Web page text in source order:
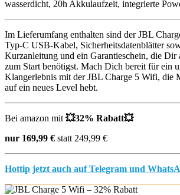
Im Lieferumfang enthalten sind der JBL
Typ-C USB-Kabel, Sicherheitsdatenblätter
Kurzanleitung und ein Garantieschein, die Dir
zum Start benötigst. Mach Dich bereit für ein
Klangerlebnis mit der JBL Charge 5 Wifi, die
auf ein neues Level hebt.
Bei amazon mit 💥32% Rabatt💥
nur 169,99 € statt 249,99 €
Hottip jetzt auch auf Telegram und